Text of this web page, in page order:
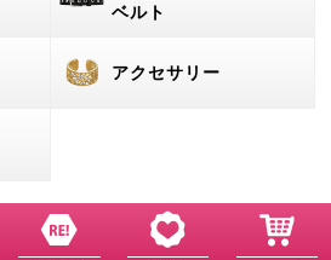
ベルト
アクセサリー